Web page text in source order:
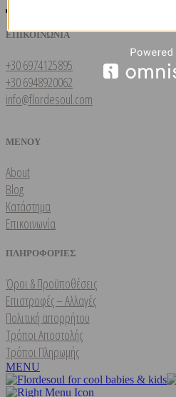
ΕΠΙΚΟΙΝΩΝΙΑ
+30 6974125895
+30 6948920062
info@flordesoul.com
ΜΕΝΟΥ
About
Blog
Κατάστημα
Επικοινωνία
ΠΛΗΡΟΦΟΡΙΕΣ
Όροι & Προϋποθέσεις
Επιστροφές – Αλλαγές
Πολιτική απορρήτου
Τρόποι Αποστολής
Τρόποι Πληρωμής
MENU